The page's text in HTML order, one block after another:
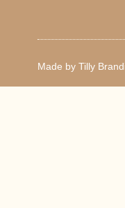
Made by Tilly